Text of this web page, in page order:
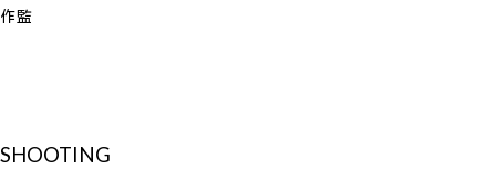
作監
SHOOTING